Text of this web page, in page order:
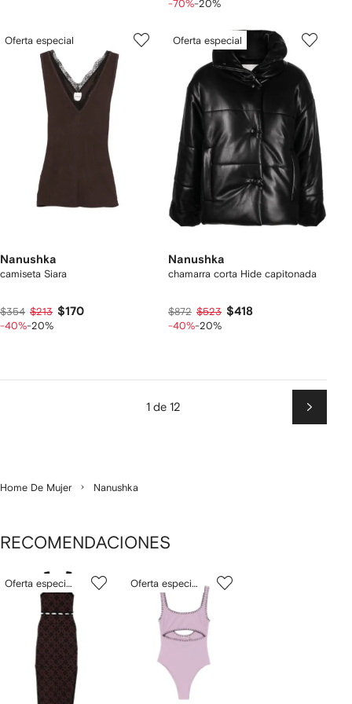
-70%-20%
Oferta especial
Nanushka
camiseta Siara
$354 $213 $170
-40%-20%
Oferta especial
Nanushka
chamarra corta Hide capitonada
$872 $523 $418
-40%-20%
1 de 12
Home De Mujer Nanushka
RECOMENDACIONES
de
Oferta especial
de
Oferta especial